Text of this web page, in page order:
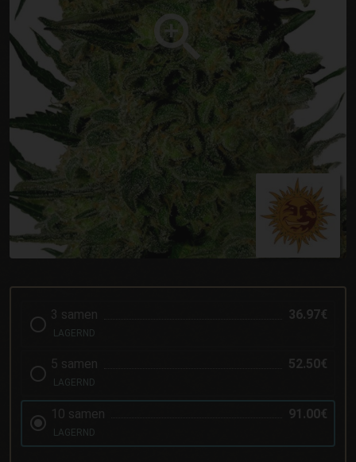
3 samen 36.97€
LAGERND
5 samen 52.50€
LAGERND
10 samen 91.00€
LAGERND